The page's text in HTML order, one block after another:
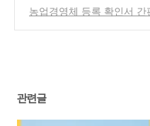
농업경영체 등록 확인서 간
관련글